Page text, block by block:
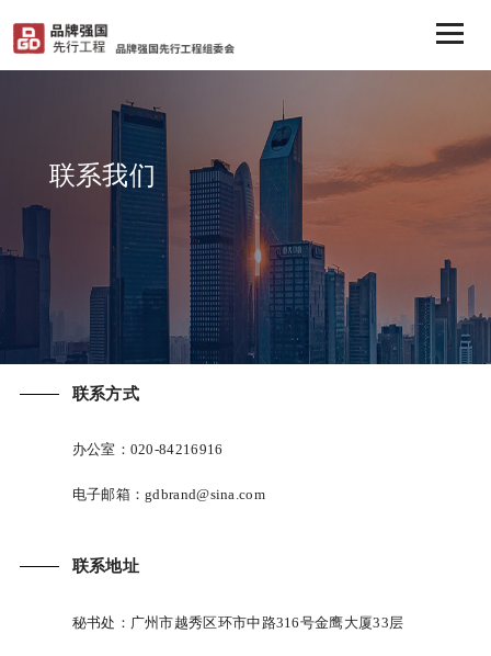
联系我们
联系方式
办公室：020-84216916
电子邮箱：gdbrand@sina.com
联系地址
秘书处：广州市越秀区环市中路316号金鹰大厦33层